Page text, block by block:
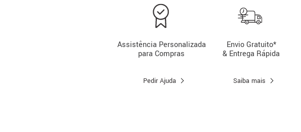
Assistência Personalizada
para Compras
Pedir Ajuda
Envio Gratuito*
& Entrega Rápida
Saiba mais